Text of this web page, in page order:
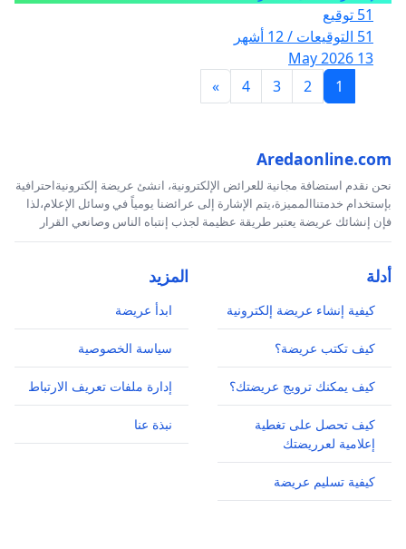
51 توقيع
51 التوقيعات / 12 أشهر
13 May 2026
1
2
3
4
»
Aredaonline.com
نحن نقدم استضافة مجانية للعرائض الإلكترونية، انشئ عريضة إلكترونيةاحترافية
بإستخدام خدمتناالمميزة،يتم الإشارة إلى عرائضنا يومياً في وسائل الإعلام،لذا
فإن إنشائك عريضة يعتبر طريقة عظيمة لجذب إنتباه الناس وصانعي القرار
أدلة
كيفية إنشاء عريضة إلكترونية
كيف تكتب عريضة؟
كيف يمكنك ترويج عريضتك؟
كيف تحصل على تغطية
إعلامية لعرريضتك
كيفية تسليم عريضة
المزيد
ابدأ عريضة
سياسة الخصوصية
إدارة ملفات تعريف الارتباط
نبذة عنا